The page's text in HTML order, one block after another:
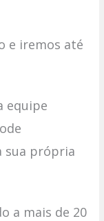
e iremos até
equipe
sua própria
a mais de 20